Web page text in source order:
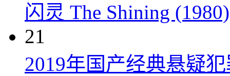
闪灵 The Shining (1980)
21
2019年国产经典悬疑